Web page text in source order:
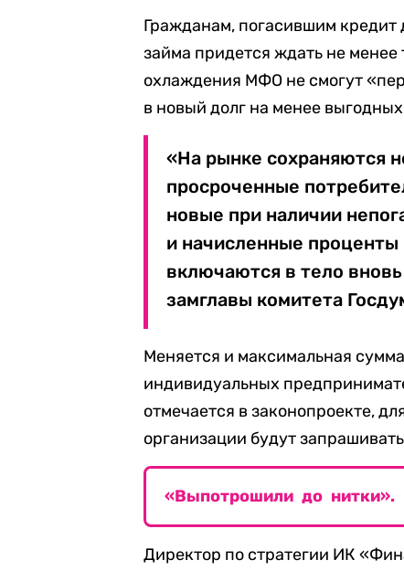
Гражданам, погасившим кредит
займа придется ждать не менее
охлаждения МФО не смогут
в новый долг на менее
«На рынке сохраняются
просроченные
новые при наличии
и начисленные
включаются в тело
замглавы комитета
Меняется и максимальная
индивидуальных
отмечается в законопроекте,
организации будут
«Выпотрошили до
Директор по стратегии ИК